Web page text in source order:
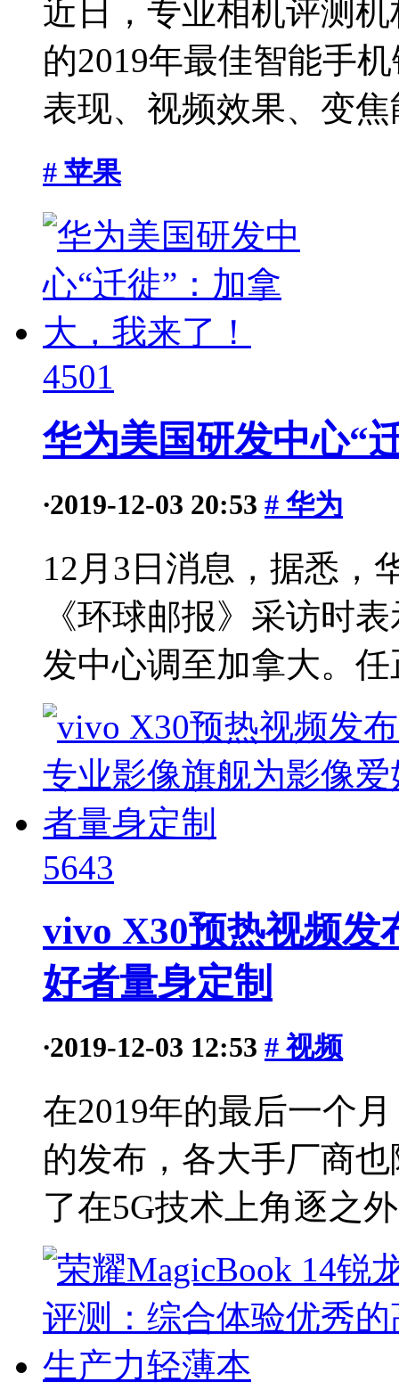
近日，专业相机评测
的2019年最佳智能手
表现、视频效果、变
# 苹果
4501
华为美国研发中心“
·2019-12-03 20:53 # 华为
12月3日消息，据悉，
《环球邮报》采访时
发中心调至加拿大。任
5643
vivo X30预热视频发
好者量身定制
·2019-12-03 12:53 # 视频
在2019年的最后一个
的发布，各大手厂商
了在5G技术上角逐之